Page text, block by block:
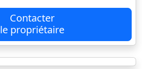
Contacter
le propriétaire